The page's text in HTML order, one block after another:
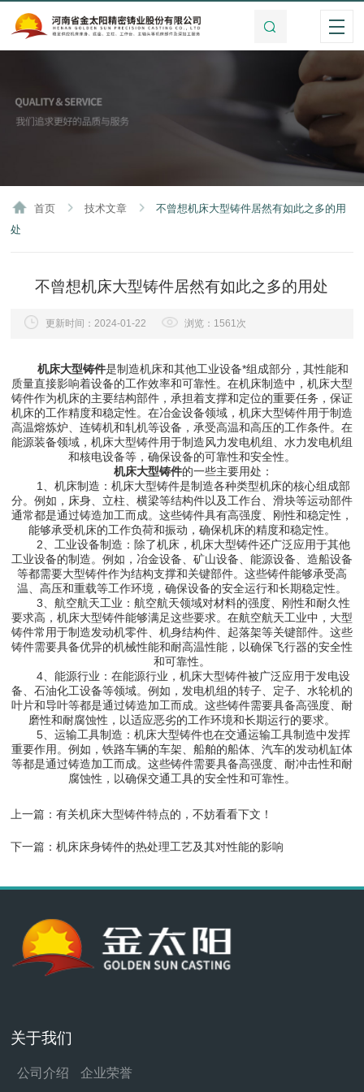
首页 技术文章
不曾想机床大型铸件居然有如此之多的用
处
不曾想机床大型铸件居然有如此之多的用处
更新时间：2024-01-22 浏览：1561次
机床大型铸件是制造机床和其他工业设备*组成部分，其性能和
质量直接影响着设备的工作效率和可靠性。在机床制造中，机床大型
铸件作为机床的主要结构部件，承担着支撑和定位的重要任务，保证
机床的工作精度和稳定性。在冶金设备领域，机床大型铸件用于制造
高温熔炼炉、连铸机和轧机等设备，承受高温和高压的工作条件。在
能源装备领域，机床大型铸件用于制造风力发电机组、水力发电机组
和核电设备等，确保设备的可靠性和安全性。
机床大型铸件的一些主要用处：
1、机床制造：机床大型铸件是制造各种类型机床的核心组成部
分。例如，床身、立柱、横梁等结构件以及工作台、滑块等运动部件
通常都是通过铸造加工而成。这些铸件具有高强度、刚性和稳定性，
能够承受机床的工作负荷和振动，确保机床的精度和稳定性。
2、工业设备制造：除了机床，机床大型铸件还广泛应用于其他
工业设备的制造。例如，冶金设备、矿山设备、能源设备、造船设备
等都需要大型铸件作为结构支撑和关键部件。这些铸件能够承受高
温、高压和重载等工作环境，确保设备的安全运行和长期稳定性。
3、航空航天工业：航空航天领域对材料的强度、刚性和耐久性
要求高，机床大型铸件能够满足这些要求。在航空航天工业中，大型
铸件常用于制造发动机零件、机身结构件、起落架等关键部件。这些
铸件需要具备优异的机械性能和耐高温性能，以确保飞行器的安全性
和可靠性。
4、能源行业：在能源行业，机床大型铸件被广泛应用于发电设
备、石油化工设备等领域。例如，发电机组的转子、定子、水轮机的
叶片和导叶等都是通过铸造加工而成。这些铸件需要具备高强度、耐
磨性和耐腐蚀性，以适应恶劣的工作环境和长期运行的要求。
5、运输工具制造：机床大型铸件也在交通运输工具制造中发挥
重要作用。例如，铁路车辆的车架、船舶的船体、汽车的发动机缸体
等都是通过铸造加工而成。这些铸件需要具备高强度、耐冲击性和耐
腐蚀性，以确保交通工具的安全性和可靠性。
上一篇：有关机床大型铸件特点的，不妨看看下文！
下一篇：机床床身铸件的热处理工艺及其对性能的影响
关于我们
公司介绍 企业荣誉